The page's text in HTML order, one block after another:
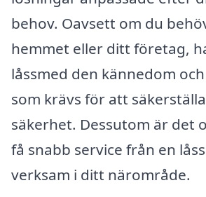
behov. Oavsett om du
hemmet eller ditt företag,
låssmed den kännedom
som krävs för att
säkerhet. Dessutom är det
få snabb service från en
verksam i ditt närområde.